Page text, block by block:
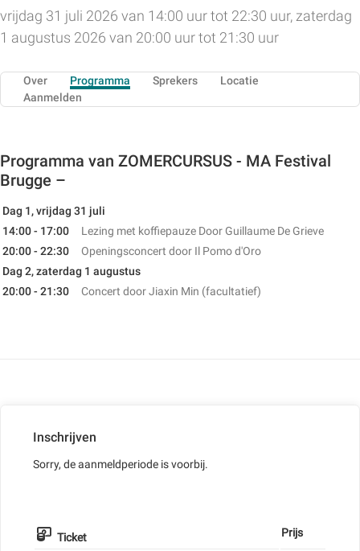
vrijdag 31 juli 2026 van 14:00 uur tot 22:30 uur, zaterdag
1 augustus 2026 van 20:00 uur tot 21:30 uur
Over Programma Sprekers
Locatie
Aanmelden
Programma van ZOMERCURSUS - MA Festival
Brugge –
Dag 1, vrijdag 31 juli
14:00 - 17:00
Lezing met koffiepauze Door Guillaume De Grieve
20:00 - 22:30
Openingsconcert door Il Pomo d'Oro
Dag 2, zaterdag 1 augustus
20:00 - 21:30
Concert door Jiaxin Min (facultatief)
Inschrijven
Sorry, de aanmeldperiode is voorbij.
Ticket
Prijs